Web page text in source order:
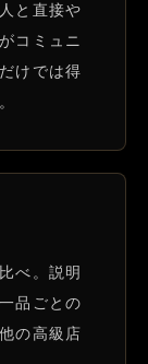
と直接や
コミュニ
けでは得
べ。説明
品ごとの
の高級店